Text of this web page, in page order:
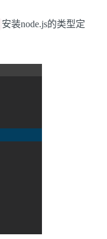
安装node.js的类型定